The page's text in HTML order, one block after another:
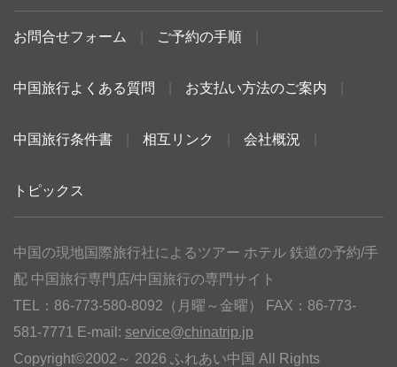
お問合せフォーム ご予約の手順
中国旅行よくある質問 お支払い方法のご案内
中国旅行条件書 相互リンク 会社概況
トピックス
中国の現地国際旅行社によるツアー ホテル 鉄道の予約/手
配 中国旅行専門店/中国旅行の専門サイト
TEL：86-773-580-8092（月曜～金曜） FAX：86-773-
581-7771 E-mail: service@chinatrip.jp
Copyright©2002～ 2026 ふれあい中国 All Rights